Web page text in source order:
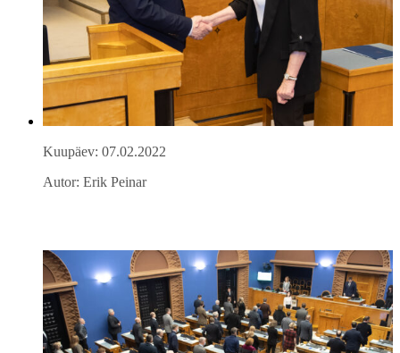
Kuupäev: 07.02.2022
Autor: Erik Peinar